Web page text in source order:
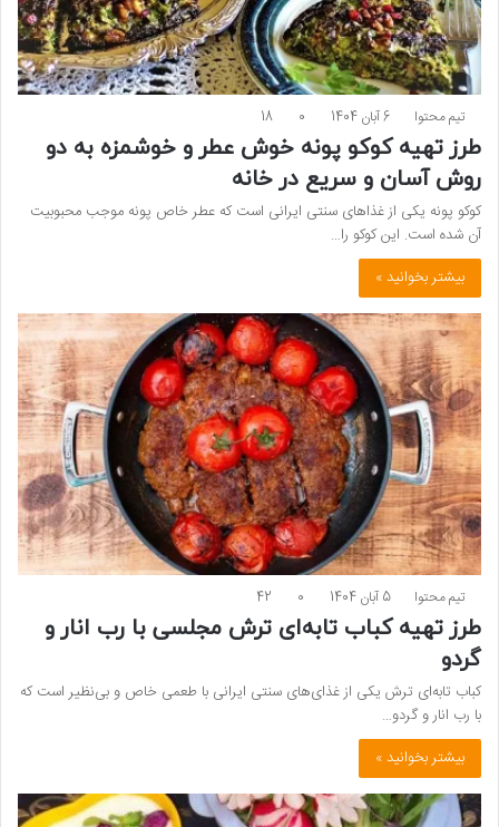
تیم محتوا 6 آبان 1404 0
18
طرز تهیه کوکو پونه خوش عطر و خوشمزه به دو
روش آسان و سریع در خانه
کوکو پونه یکی از غذاهای سنتی ایرانی است که عطر خاص پونه موجب محبوبیت
آن شده است. این کوکو را…
بیشتر بخوانید »
تیم محتوا 5 آبان 1404 0
42
طرز تهیه کباب تابه‌ای ترش مجلسی با رب انار و
گردو
کباب تابه‌ای ترش یکی از غذای‌های سنتی ایرانی با طعمی خاص و بی‌نظیر است که
با رب انار و گردو…
بیشتر بخوانید »